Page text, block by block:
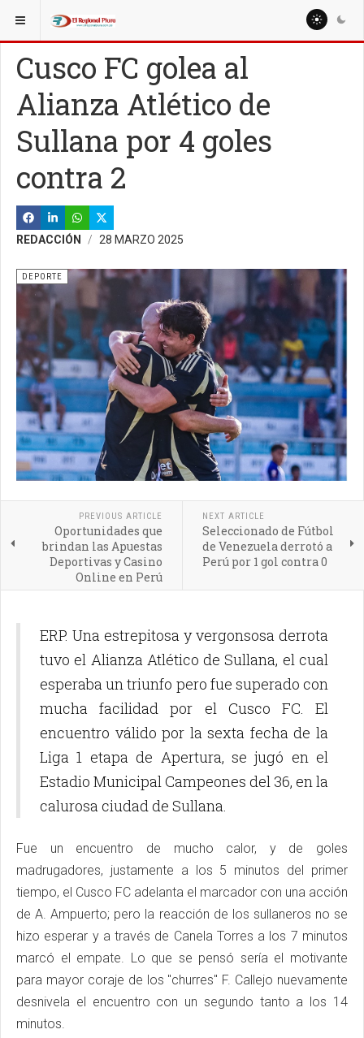
ESTÁ AQUÍ: MISCELANEAS
Cusco FC golea al
Alianza Atlético de
Sullana por 4 goles
contra 2
REDACCIÓN 28 MARZO 2025
DEPORTE
PREVIOUS ARTICLE
Oportunidades que
brindan las Apuestas
Deportivas y Casino
Online en Perú
NEXT ARTICLE
Seleccionado de Fútbol
de Venezuela derrotó a
Perú por 1 gol contra 0
ERP. Una estrepitosa y vergonsosa derrota
tuvo el Alianza Atlético de Sullana, el cual
esperaba un triunfo pero fue superado con
mucha facilidad por el Cusco FC. El
encuentro válido por la sexta fecha de la
Liga 1 etapa de Apertura, se jugó en el
Estadio Municipal Campeones del 36, en la
calurosa ciudad de Sullana.
Fue un encuentro de mucho calor, y de goles
madrugadores, justamente a los 5 minutos del primer
tiempo, el Cusco FC adelanta el marcador con una acción
de A. Ampuerto; pero la reacción de los sullaneros no se
hizo esperar y a través de Canela Torres a los 7 minutos
marcó el empate. Lo que se pensó sería el motivante
para mayor coraje de los "churres" F. Callejo nuevamente
desnivela el encuentro con un segundo tanto a los 14
minutos.